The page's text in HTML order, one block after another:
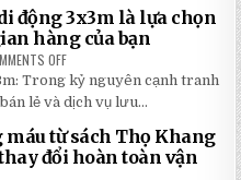
RẺ
TẠI
NHẬT
ĐÔNG
100
TRANG
MỚI
2026:
GIẢM
GIÁ
SỐ
TẬN
GỐC
TẠI
NHẬT
động 3x3m là lựa chọn
hàng của bạn
OFF
5
LÝ
DO
NHÀ
BẠT
DI
ĐỘNG
3X3M
Trong kỷ nguyên cạnh tranh
lẻ và dịch vụ lưu...
máu từ sách Thọ Khang
đổi hoàn toàn vận